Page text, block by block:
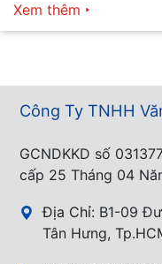
Xem thêm
Công Ty TNHH
GCNDKKD số
cấp 25 Tháng 04
Địa Chỉ: B1-09
Tân Hưng,